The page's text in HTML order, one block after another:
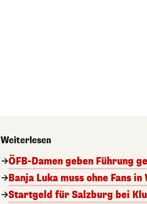
Weiterlesen
ÖFB-Damen geben Führung
Banja Luka muss ohne Fans
Startgeld für Salzburg bei